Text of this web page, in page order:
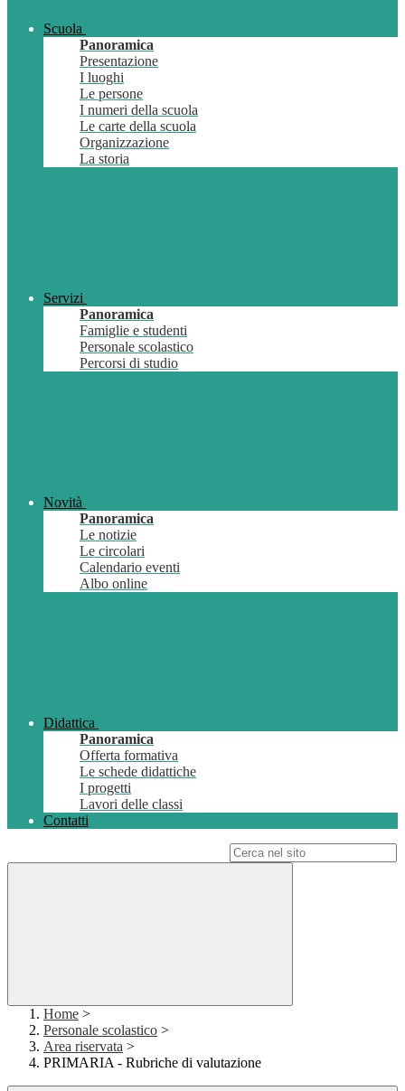
Scuola
Panoramica
Presentazione
I luoghi
Le persone
I numeri della scuola
Le carte della scuola
Organizzazione
La storia
Servizi
Panoramica
Famiglie e studenti
Personale scolastico
Percorsi di studio
Novità
Panoramica
Le notizie
Le circolari
Calendario eventi
Albo online
Didattica
Panoramica
Offerta formativa
Le schede didattiche
I progetti
Lavori delle classi
Contatti
Home >
Personale scolastico >
Area riservata >
PRIMARIA - Rubriche di valutazione